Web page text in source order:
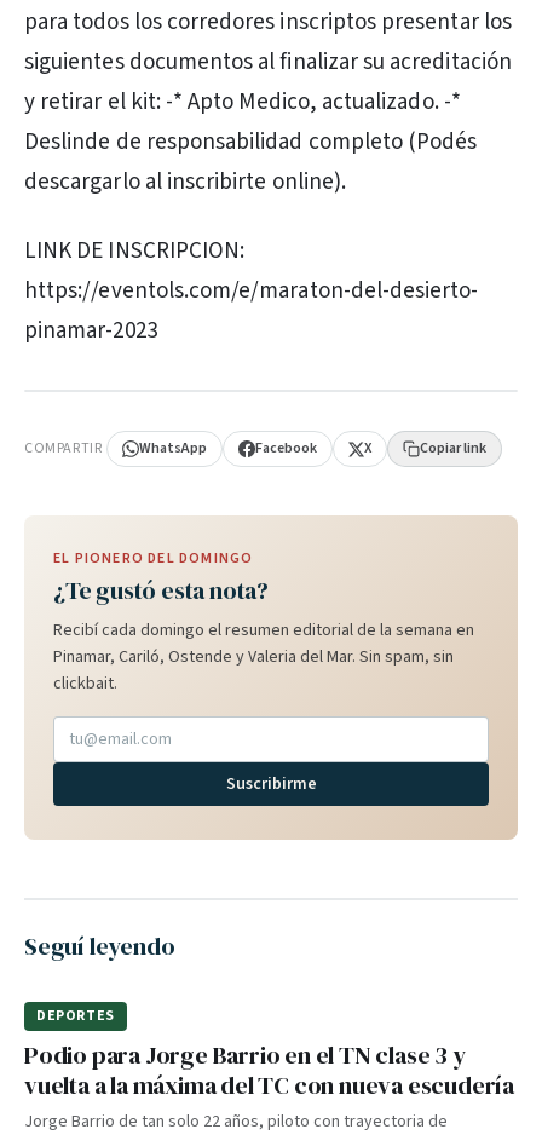
para todos los corredores inscriptos presentar los
siguientes documentos al finalizar su acreditación
y retirar el kit: -* Apto Medico, actualizado. -*
Deslinde de responsabilidad completo (Podés
descargarlo al inscribirte online).
LINK DE INSCRIPCION:
https://eventols.com/e/maraton-del-desierto-
pinamar-2023
COMPARTIR WhatsApp Facebook X Copiar link
EL PIONERO DEL DOMINGO
¿Te gustó esta nota?
Recibí cada domingo el resumen editorial de la semana en
Pinamar, Cariló, Ostende y Valeria del Mar. Sin spam, sin
clickbait.
Suscribirme
Seguí leyendo
DEPORTES
Podio para Jorge Barrio en el TN clase 3 y
vuelta a la máxima del TC con nueva escudería
Jorge Barrio de tan solo 22 años, piloto con trayectoria de